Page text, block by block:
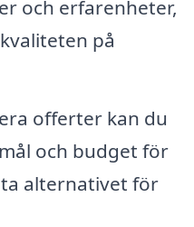
och erfarenheter,
på
offerter kan du
och budget för
alternativet för